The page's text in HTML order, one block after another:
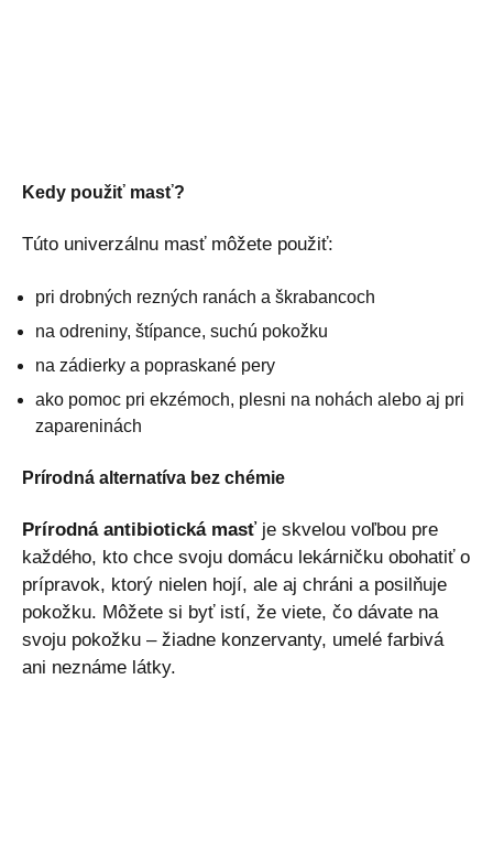
Kedy použiť masť?
Túto univerzálnu masť môžete použiť:
pri drobných rezných ranách a škrabancoch
na odreniny, štípance, suchú pokožku
na zádierky a popraskané pery
ako pomoc pri ekzémoch, plesni na nohách alebo aj pri
zapareninách
Prírodná alternatíva bez chémie
Prírodná antibiotická masťje skvelou voľbou pre
každého, kto chce svoju domácu lekárničku obohatiť o
prípravok, ktorý nielen hojí, ale aj chráni a posilňuje
pokožku. Môžete si byť istí, že viete, čo dávate na
svoju pokožku – žiadne konzervanty, umelé farbivá
ani neznáme látky.